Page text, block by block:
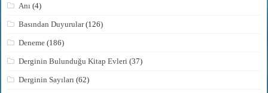
Anı (4)
Basından Duyurular(126)
Deneme (186)
Derginin Bulunduğu Kitap Evleri (37)
Derginin Sayıları (62)